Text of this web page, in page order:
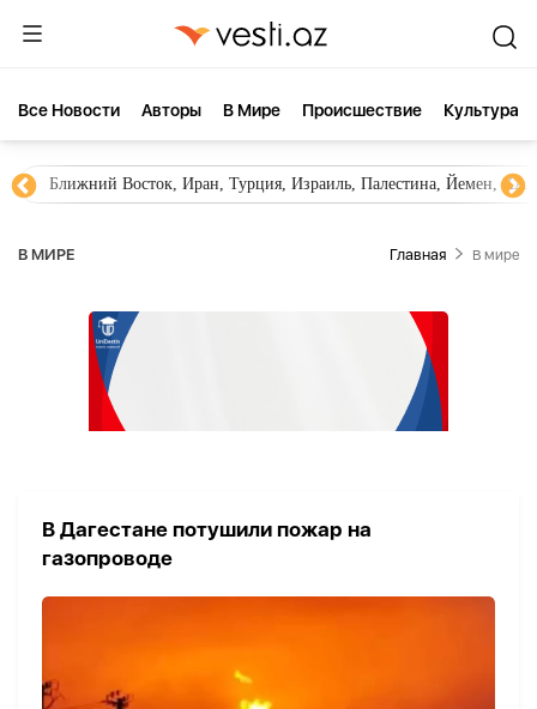
Все Новости Aвторы В Мире Происшествие Культура
Ближний Восток, Иран, Турция, Израиль, Палестина, Йемен,
В МИРЕ Главная В мире
В Дагестане потушили пожар на
газопроводе